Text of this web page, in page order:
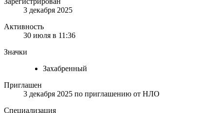
3 декабря 2025
Активность
30 июля в 11:36
Значки
Захабренный
Приглашен
3 декабря 2025 по приглашению от НЛО
Специализация